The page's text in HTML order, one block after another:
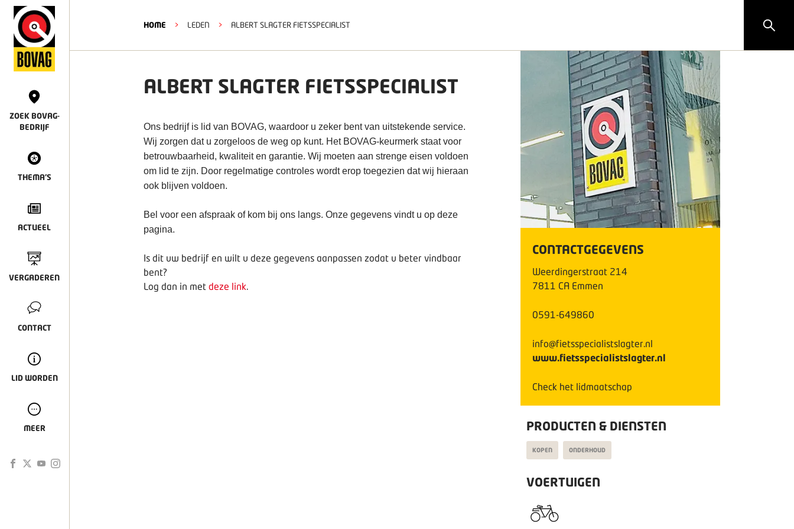
ZOEK BOVAG-
BEDRIJF
THEMA'S
ACTUEEL
VERGADEREN
CONTACT
LID WORDEN
MEER
HOME > LEDEN > ALBERT SLAGTER FIETSSPECIALIST
ALBERT SLAGTER FIETSSPECIALIST
Ons bedrijf is lid van BOVAG, waardoor u zeker bent van uitstekende service.
Wij zorgen dat u zorgeloos de weg op kunt. Het BOVAG-keurmerk staat voor
betrouwbaarheid, kwaliteit en garantie. Wij moeten aan strenge eisen voldoen
om lid te zijn. Door regelmatige controles wordt erop toegezien dat wij hieraan
ook blijven voldoen.
Bel voor een afspraak of kom bij ons langs. Onze gegevens vindt u op deze
pagina.
Is dit uw bedrijf en wilt u deze gegevens aanpassen zodat u beter vindbaar
bent?
Log dan in met deze link.
CONTACTGEGEVENS
Weerdingerstraat 214
7811 CA Emmen
0591-649860
info@fietsspecialistslagter.nl
www.fietsspecialistslagter.nl
Check het lidmaatschap
PRODUCTEN & DIENSTEN
KOPEN ONDERHOUD
VOERTUIGEN